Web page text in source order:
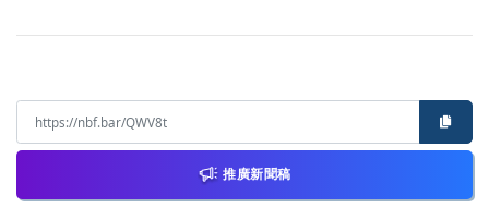
推廣新聞稿